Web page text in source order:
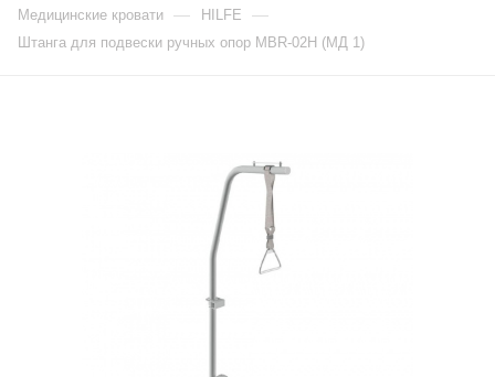
Медицинские кровати — HILFE —
Штанга для подвески ручных опор MBR-02Н (МД 1)